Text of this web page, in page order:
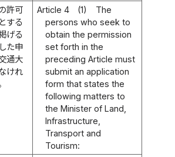
許可
する
げる
た申
通大
けれ
Article 4 (1)
The
persons who seek to
obtain the permission
set forth in the
preceding Article must
submit an application
form that states the
following matters to
the Minister of Land,
Infrastructure,
Transport and
Tourism: